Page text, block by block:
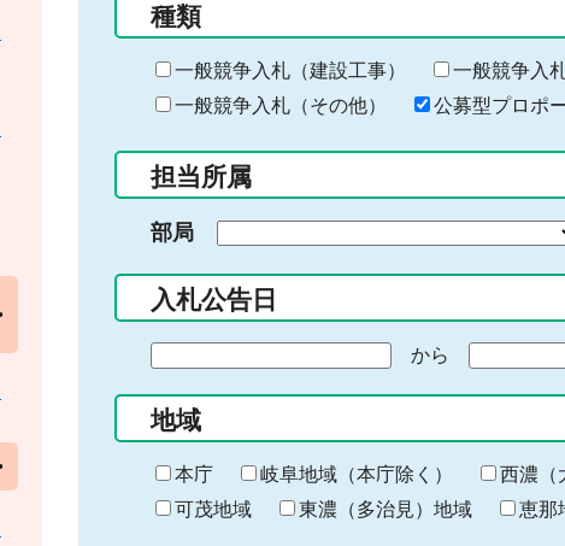
る
キ
ー
ー
入
力
種類
一般競争入札（建設工事） 一般競争入
一般競争入札（その他）
公募型プロポ
担当所属
部局
入札公告日
の
始
ま
り
から
終
わ
り
地域
本庁 岐阜地域（本庁除く） 西濃（
可茂地域
東濃（多治見）地域 恵那